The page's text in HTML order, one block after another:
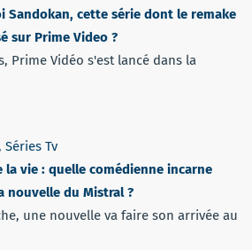
Sandokan, cette série dont le remake
sur Prime Video ?
Prime Vidéo s'est lancé dans la
, Séries Tv
la vie : quelle comédienne incarne
nouvelle du Mistral ?
une nouvelle va faire son arrivée au